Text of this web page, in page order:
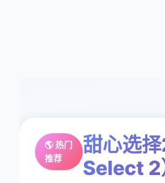
🌎 热门
推荐
甜心选
Select 2